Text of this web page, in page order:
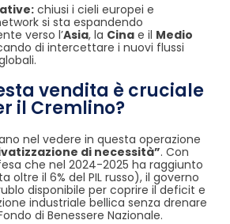
chiusi i cieli europei e
si sta espandendo
verso l’Asia, la Cina e il Medio
di intercettare i nuovi flussi
vendita è cruciale
il Cremlino?
nel vedere in questa operazione
di necessità”. Con
che nel 2024-2025 ha raggiunto
oltre il 6% del PIL russo), il governo
disponibile per coprire il deficit e
industriale bellica senza drenare
di Benessere Nazionale.